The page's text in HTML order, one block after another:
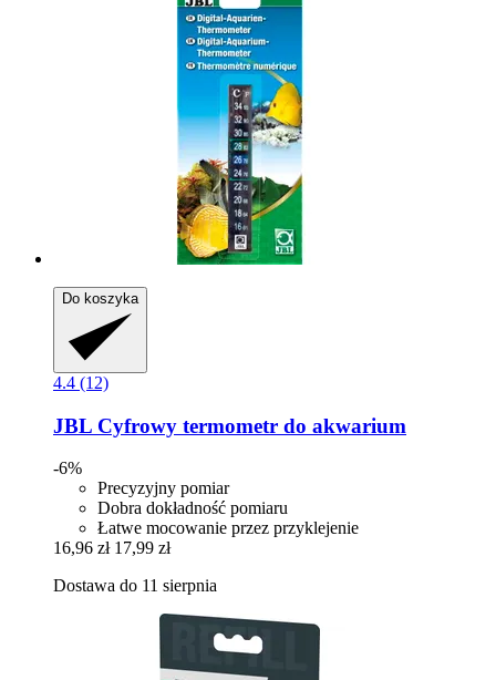
Do koszyka
4.4 (12)
JBL Cyfrowy termometr do akwarium
-6%
Precyzyjny pomiar
Dobra dokładność pomiaru
Łatwe mocowanie przez przyklejenie
16,96 zł 17,99 zł
Dostawa do 11 sierpnia